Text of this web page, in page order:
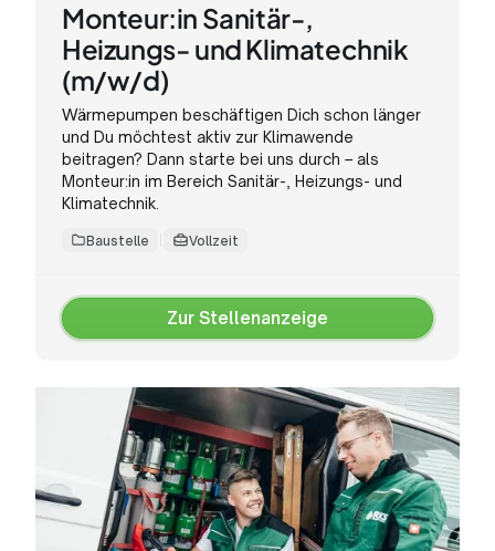
Monteur:in Sanitär-,
Heizungs- und Klimatechnik
(m/w/d)
Wärmepumpen beschäftigen Dich schon länger
und Du möchtest aktiv zur Klimawende
beitragen? Dann starte bei uns durch – als
Monteur:in im Bereich Sanitär-, Heizungs- und
Klimatechnik.
Baustelle Vollzeit
Zur Stellenanzeige
Zur